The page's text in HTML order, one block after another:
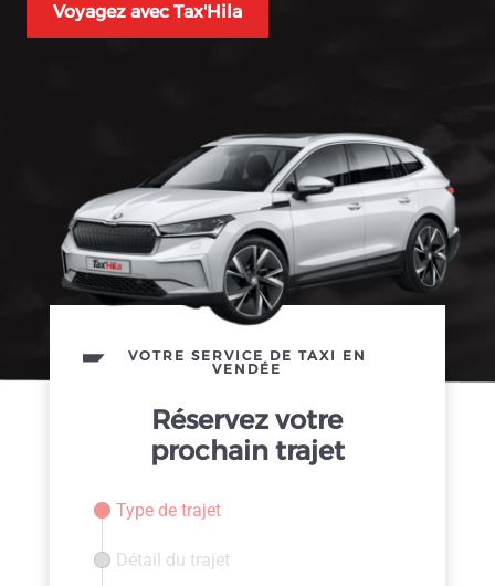
Voyagez avec Tax'Hila
VOTRE SERVICE DE TAXI EN
VENDÉE
Réservez votre
prochain trajet
Type de trajet
Détail du trajet